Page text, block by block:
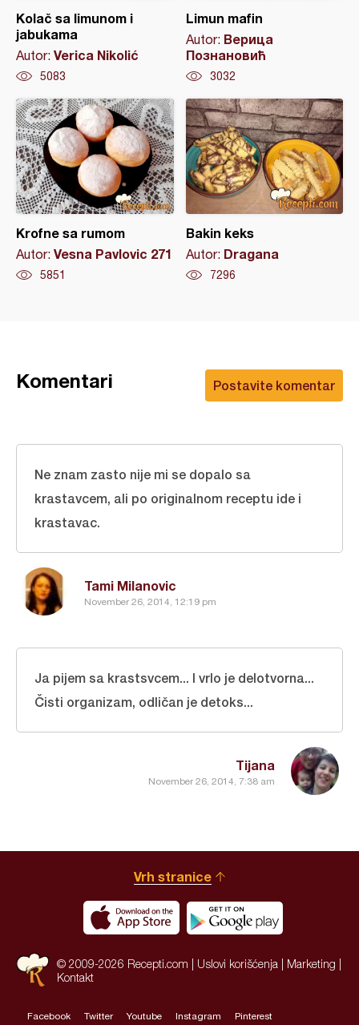
Kolač sa limunom i
jabukama
Autor: Verica Nikolić
5083
Limun mafin
Autor: Верица
Познановић
3032
Krofne sa rumom
Autor: Vesna Pavlovic 271
5851
Bakin keks
Autor: Dragana
7296
Postavite komentar
Komentari
Tami Milanovic
November 26, 2014, 12:19 pm
Ne znam zasto nije mi se dopalo sa
krastavcem, ali po originalnom receptu ide i
krastavac.
Tijana
November 26, 2014, 7:38 am
Ja pijem sa krastsvcem... I vrlo je delotvorna...
Čisti organizam, odličan je detoks...
Vrh stranice
© 2009-2026 Recepti.com | Uslovi korišćenja Marketing
Kontakt
Facebook Twitter Youtube Instagram Pinterest